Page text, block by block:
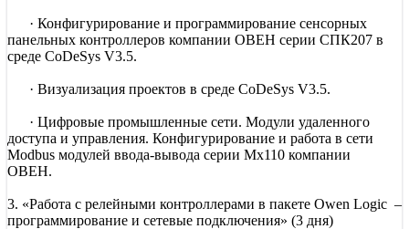
· Конфигурирование и программирование сенсорных
панельных контроллеров компании ОВЕН серии СПК207 в
среде CoDeSys V3.5.
· Визуализация проектов в среде CoDeSys V3.5.
· Цифровые промышленные сети. Модули удаленного
доступа и управления. Конфигурирование и работа в сети
Modbus модулей ввода-вывода серии Мх110 компании
ОВЕН.
3. «Работа с релейными контроллерами в пакете Owen Logic –
программирование и сетевые подключения» (3 дня)